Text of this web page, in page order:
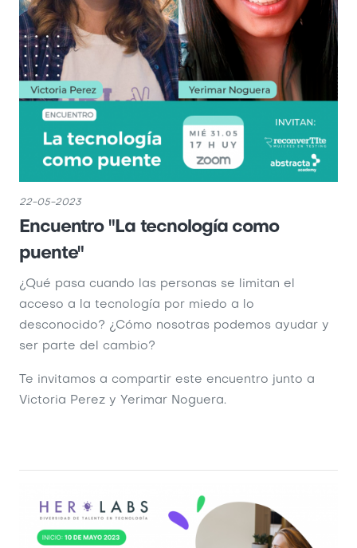
22-05-2023
Encuentro "La tecnología como
puente"
¿Qué pasa cuando las personas se limitan el
acceso a la tecnología por miedo a lo
desconocido? ¿Cómo nosotras podemos ayudar y
ser parte del cambio?
Te invitamos a compartir este encuentro junto a
Victoria Perez y Yerimar Noguera.